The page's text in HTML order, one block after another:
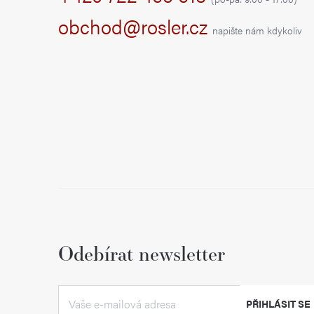
obchod@rosler.cz napište nám kdykoliv
Odebírat newsletter
PŘIHLÁSIT SE